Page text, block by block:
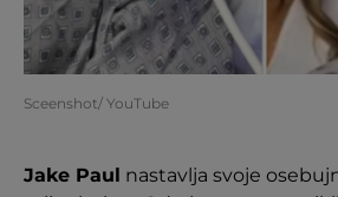
Sceenshot/ YouTube
Jake Paul nastavlja svoje